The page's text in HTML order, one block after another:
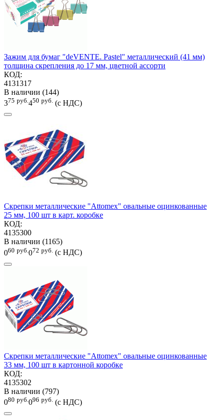
Зажим для бумаг "deVENTE. Pastel" металлический (41 мм)
толщина скрепления до 17 мм, цветной ассорти
КОД:
4131317
В наличии (144)
375 руб.450 руб. (с НДС)
Скрепки металлические "Attomex" овальные оцинкованные
25 мм, 100 шт в карт. коробке
КОД:
4135300
В наличии (1165)
060 руб. 072 руб. (с НДС)
Скрепки металлические "Attomex" овальные оцинкованные
33 мм, 100 шт в картонной коробке
КОД:
4135302
В наличии (797)
080 руб. 096 руб. (с НДС)